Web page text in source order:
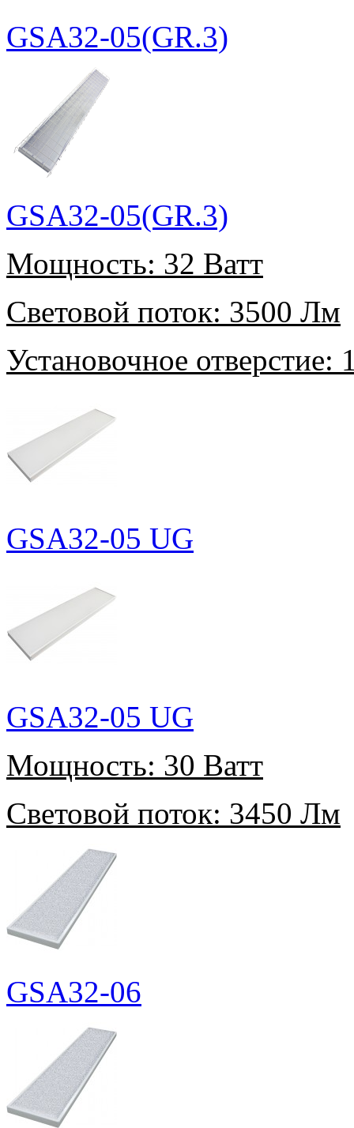
GSA32-05(GR.3)
GSA32-05(GR.3)
Мощность: 32 Ватт
Световой поток: 3500 Лм
Установочное отверстие:
GSA32-05 UG
GSA32-05 UG
Мощность: 30 Ватт
Световой поток: 3450 Лм
GSA32-06